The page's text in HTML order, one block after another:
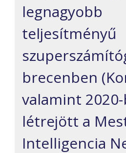
legnagyobb
teljesítményű
brecenben
valamint
létrejött a
Intelligencia